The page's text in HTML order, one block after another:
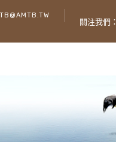
關注我們：